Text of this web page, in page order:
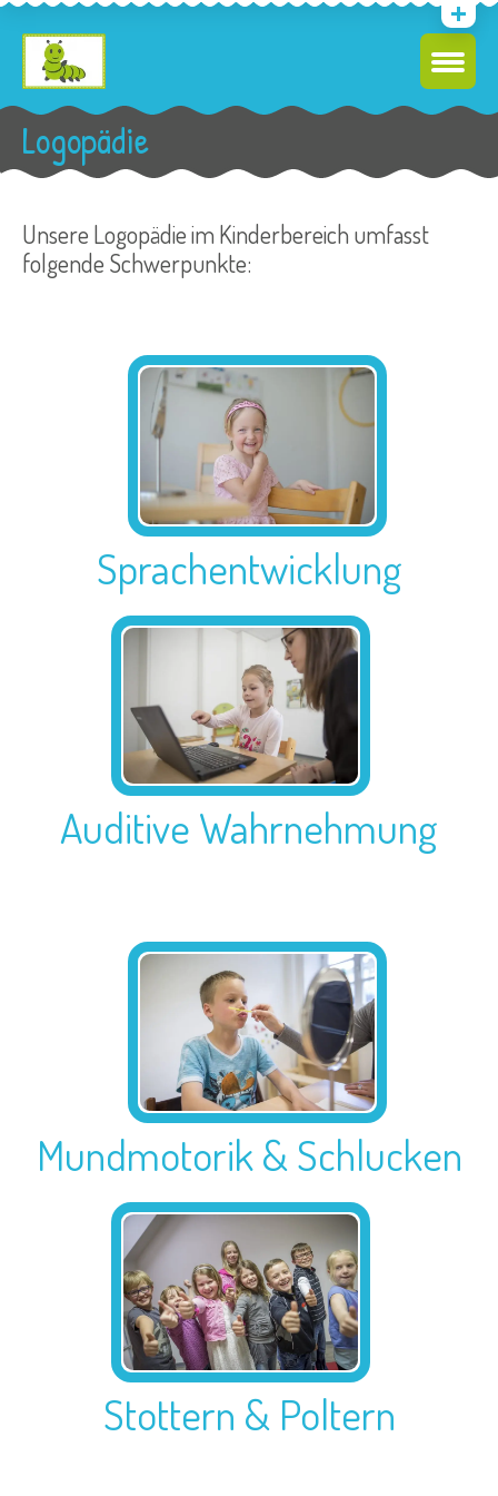
Logopädie
Unsere Logopädie im Kinderbereich umfasst
folgende Schwerpunkte:
Sprachentwicklung
Auditive Wahrnehmung
Mundmotorik & Schlucken
Stottern & Poltern